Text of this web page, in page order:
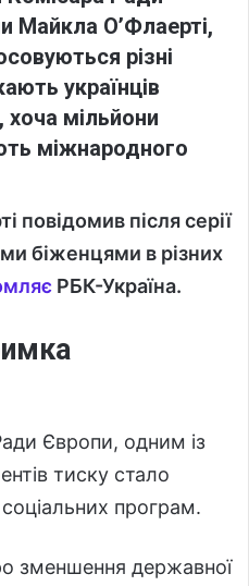
Майкла О’Флаерті,
різні
українців
мільйони
міжнародного
повідомив після серії
біженцями в різних
РБК-Україна.
Європи, одним із
тиску стало
програм.
зменшення державної